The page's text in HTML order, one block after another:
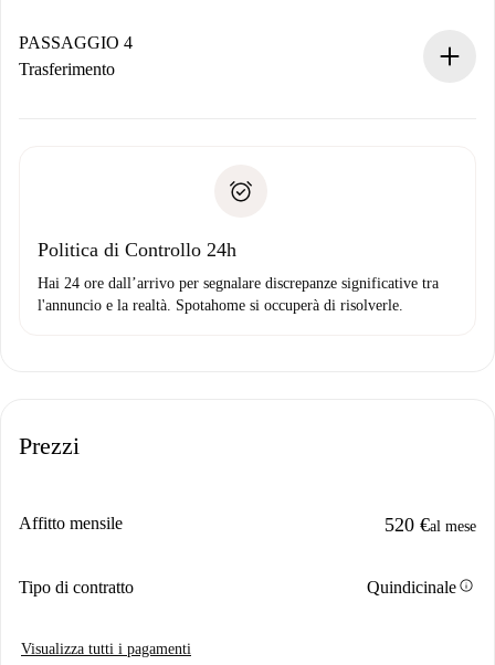
contatto con il proprietario.
Se rifiutata: non ti addebiteremo nulla e ti proporremo
Domiciliazione del pagamento
PASSAGGIO 4
Trasferimento
solo se non segnali problemi.
Politica di Controllo 24h
Hai 24 ore dall’arrivo per segnalare discrepanze significative tra
l'annuncio e la realtà. Spotahome si occuperà di risolverle.
Prezzi
Affitto mensile 520 €al mese
Tipo di contratto Quindicinaleinfo
Visualizza tutti i pagamenti